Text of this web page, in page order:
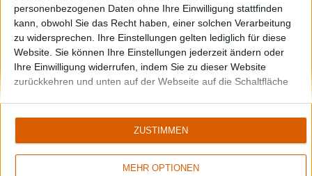
personenbezogenen Daten ohne Ihre Einwilligung stattfinden
kann, obwohl Sie das Recht haben, einer solchen Verarbeitung
zu widersprechen. Ihre Einstellungen gelten lediglich für diese
Website. Sie können Ihre Einstellungen jederzeit ändern oder
Ihre Einwilligung widerrufen, indem Sie zu dieser Website
zurückkehren und unten auf der Webseite auf die Schaltfläche
MEHR OPTIONEN
ZUSTIMMEN